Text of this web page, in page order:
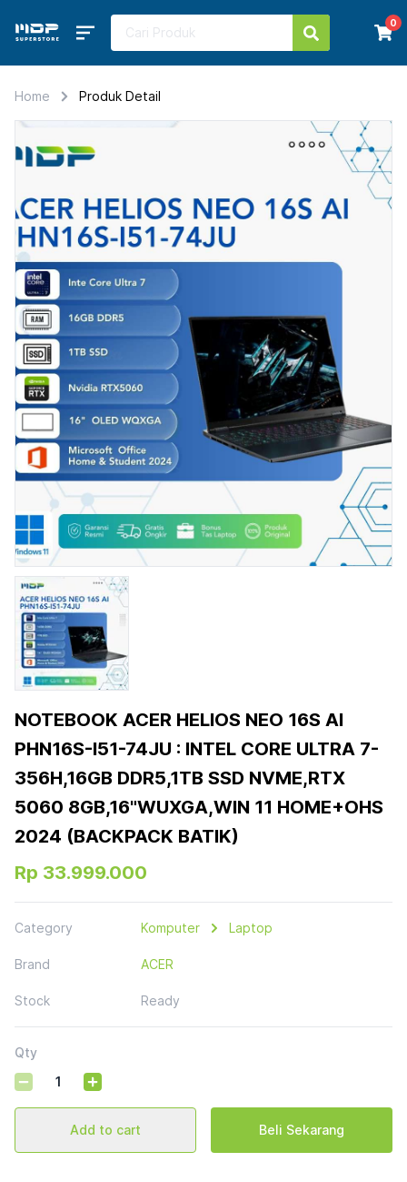
0
Home Produk Detail
NOTEBOOK ACER HELIOS NEO 16S AI
PHN16S-I51-74JU : INTEL CORE ULTRA 7-
356H,16GB DDR5,1TB SSD NVME,RTX
5060 8GB,16"WUXGA,WIN 11 HOME+OHS
2024 (BACKPACK BATIK)
Rp 33.999.000
Category Komputer Laptop
Brand ACER
Stock Ready
Qty
Add to cart Beli Sekarang